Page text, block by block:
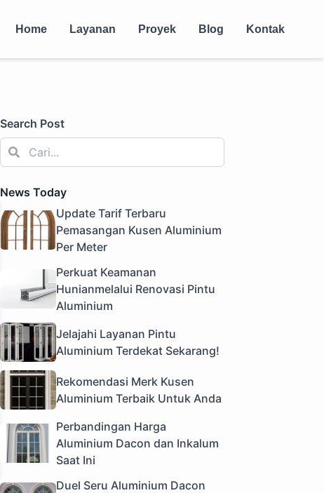
Home Layanan Proyek Blog Kontak
Search Post
News Today
Update Tarif Terbaru
Pemasangan Kusen Aluminium
Per Meter
Perkuat Keamanan
Hunianmelalui Renovasi Pintu
Aluminium
Jelajahi Layanan Pintu
Aluminium Terdekat Sekarang!
Rekomendasi Merk Kusen
Aluminium Terbaik Untuk Anda
Perbandingan Harga
Aluminium Dacon dan Inkalum
Saat Ini
Duel Seru Aluminium Dacon